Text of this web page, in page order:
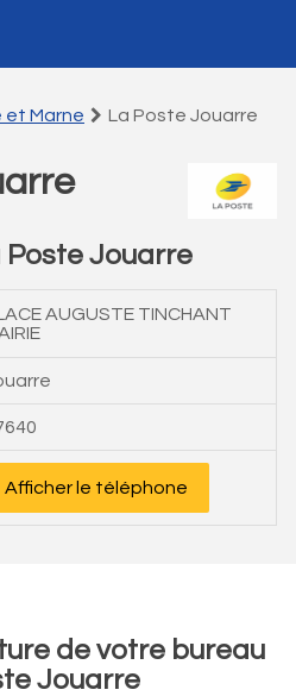
et Marne La Poste Jouarre
Poste Jouarre
AUGUSTE TINCHANT
Afficher le téléphone
de votre bureau
Jouarre